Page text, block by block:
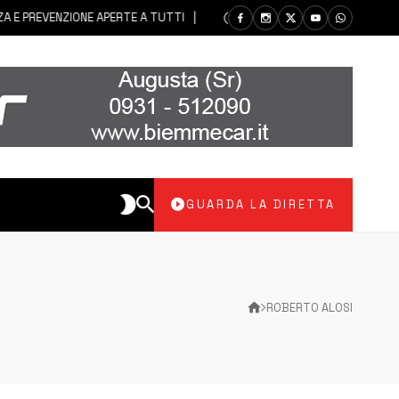
APERTE A TUTTI 7 AGOSTO 2026 PACHINO | SI
GUARDA LA DIRETTA
ROBERTO ALOSI